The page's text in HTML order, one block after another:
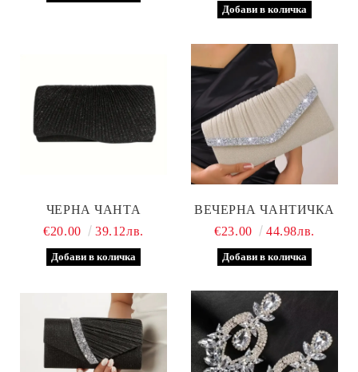
ЧЕРНА ЧАНТА
€20.00
39.12лв.
ВЕЧЕРНА ЧАНТИЧКА
€23.00
44.98лв.